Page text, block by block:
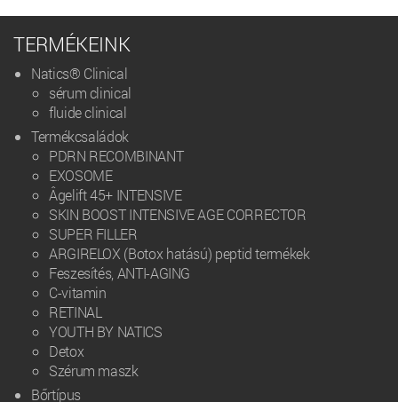
TERMÉKEINK
Natics® Clinical
sérum clinical
fluide clinical
Termékcsaládok
PDRN RECOMBINANT
EXOSOME
Âgelift 45+ INTENSIVE
SKIN BOOST INTENSIVE AGE CORRECTOR
SUPER FILLER
ARGIRELOX (Botox hatású) peptid termékek
Feszesítés, ANTI-AGING
C-vitamin
RETINAL
YOUTH BY NATICS
Detox
Szérum maszk
Bőrtípus